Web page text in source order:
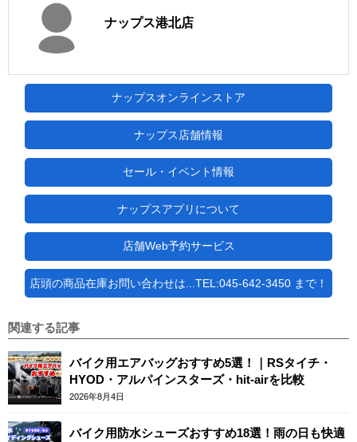
ナップス港北店
ナップスオンラインストア
ナップス店舗情報
セール・イベント情報
ナップスアプリについて
店舗Web予約サービス
店頭の商品在庫お問い合わせは...TEL:045-642-3450 まで！
関連する記事
バイク用エアバッグおすすめ5選！｜RSタイチ・
HYOD・アルパインスターズ・hit-airを比較
2026年8月4日
バイク用防水シューズおすすめ18選！雨の日も快適